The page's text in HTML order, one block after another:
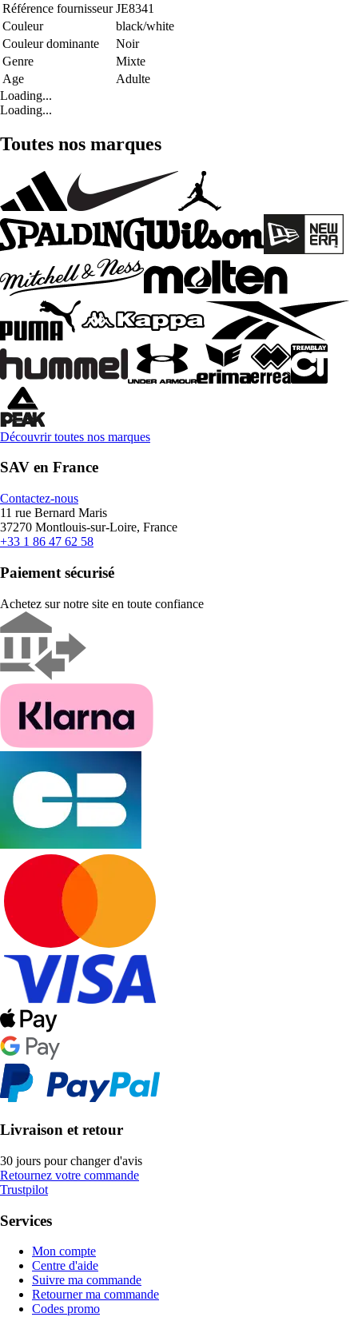
Référence fournisseur JE8341
Couleur
black/white
Couleur dominante
Noir
Genre
Mixte
Age
Adulte
Loading...
Loading...
Toutes nos marques
Découvrir toutes nos marques
SAV en France
Contactez-nous
11 rue Bernard Maris
37270 Montlouis-sur-Loire, France
+33 1 86 47 62 58
Paiement sécurisé
Achetez sur notre site en toute confiance
Livraison et retour
30 jours pour changer d'avis
Retournez votre commande
Trustpilot
Services
Mon compte
Centre d'aide
Suivre ma commande
Retourner ma commande
Codes promo